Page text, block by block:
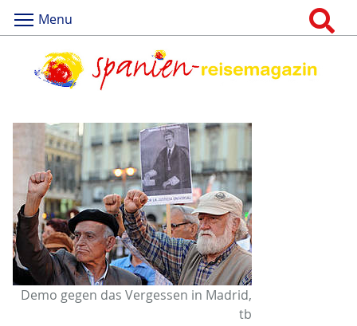
Menu
Demo gegen das Vergessen in Madrid,
tb